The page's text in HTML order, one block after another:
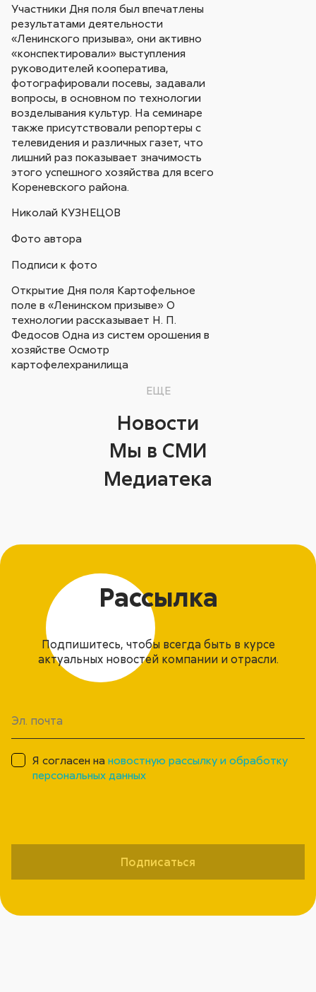
Участники Дня поля был впечатлены
результатами деятельности
«Ленинского призыва», они активно
«конспектировали» выступления
руководителей кооператива,
фотографировали посевы, задавали
вопросы, в основном по технологии
возделывания культур. На семинаре
также присутствовали репортеры с
телевидения и различных газет, что
лишний раз показывает значимость
этого успешного хозяйства для всего
Кореневского района.
Николай КУЗНЕЦОВ
Фото автора
Подписи к фото
Открытие Дня поля Картофельное
поле в «Ленинском призыве» О
технологии рассказывает Н. П.
Федосов Одна из систем орошения в
хозяйстве Осмотр
картофелехранилища
ЕЩЕ
Новости
Мы в СМИ
Медиатека
Рассылка
Подпишитесь, чтобы всегда быть в курсе
актуальных новостей компании и отрасли.
Я согласен нановостную рассылку и обработку
персональных данных
Подписаться